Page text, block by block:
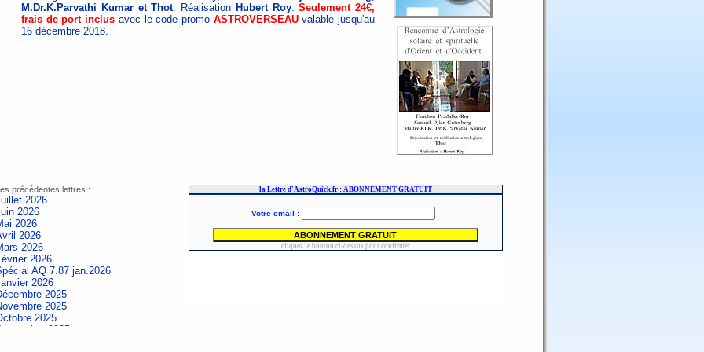
M.Dr.K.Parvathi Kumar et Thot. Réalisation Hubert Roy.Seulement 24€,
frais de port inclus avec le code promo ASTROVERSEAUvalable jusqu'au
16 décembre 2018.
précédentes lettres :
2026
2026
2026
2026
2026
2026
AQ 7.87 jan.2026
2026
2025
2025
2025
2025